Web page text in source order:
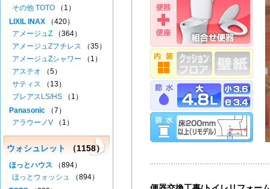
その他 TOTO （1）
LIXIL INAX （420）
アメージュZ （364）
アメージュZフチレス （35）
アメージュZシャワー （1）
アステオ （5）
サティス （13）
プレアスLS/HS （1）
Panasonic （7）
アラウーノV （1）
ウォシュレット （1158）
ほっとハウス （894）
ほっとウォッシュ （894）